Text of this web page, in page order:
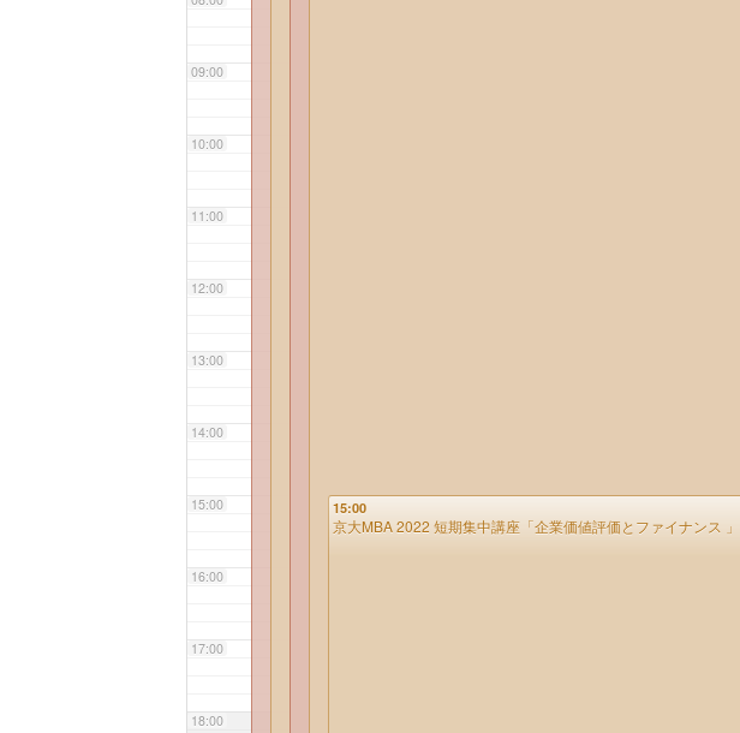
09:00
10:00
11:00
12:00
13:00
14:00
15:00
16:00
17:00
18:00
15:00
京大MBA 2022 短期集中講座「企業価値評価とファイナンス 」